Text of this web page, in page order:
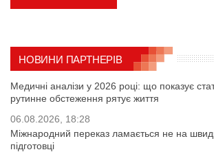
НОВИНИ ПАРТНЕРІВ
Медичні аналізи у 2026 році: що показує
рутинне обстеження рятує життя
06.08.2026, 18:28
Міжнародний переказ ламається не на
підготовці